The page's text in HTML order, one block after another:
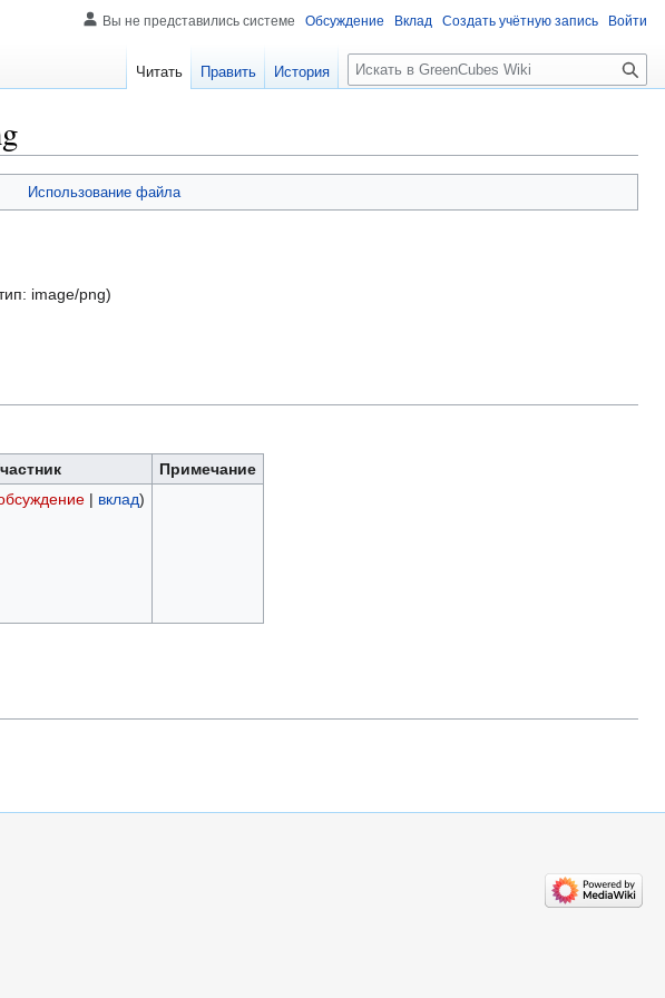
Использование файла
image/png)
Примечание
| вклад)
Вы не представились системе Обсуждение Вклад Создать учётную запись Войти
Читать Править История
Поиск